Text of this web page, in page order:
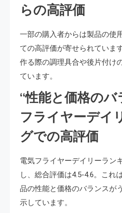
らの高評価
一部の購入者からは製品の使
ての高評価が寄せられていま
作る際の調理具合や後片付け
ています。
“性能と価格の
フライヤーデイ
グでの高評価
電気フライヤーデイリーラン
し、総合評価は4.5-4.6。これ
品の性能と価格のバランスが
示しています。